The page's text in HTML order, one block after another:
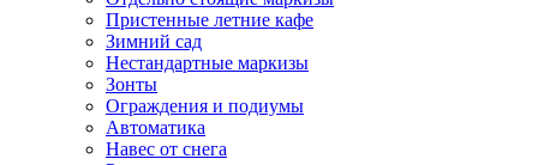
Пристенные летние кафе
Зимний сад
Нестандартные маркизы
Зонты
Ограждения и подиумы
Автоматика
Навес от снега